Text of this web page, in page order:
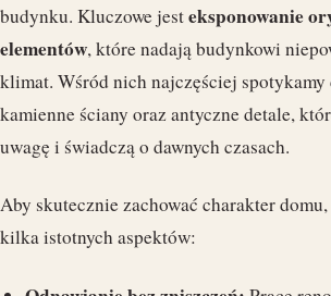
budynku. Kluczowe jesteksponowanie
elementów, które nadają budynkowi
klimat. Wśród nich najczęściej
kamienne ściany oraz antyczne detale,
uwagę i świadczą o dawnych czasach.
Aby skutecznie zachować charakter
kilka istotnych aspektów: